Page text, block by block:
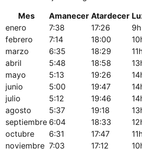
Mes
Amanecer Atardecer
enero
7:38 17:26
febrero
7:14 18:00
marzo
6:35 18:29
abril
5:48 18:58
mayo
5:13 19:26
junio
5:00 19:47
julio
5:12 19:46
agosto
5:37 19:18
septiembre 6:04 18:33
octubre
6:31 17:47
noviembre 7:03 17:12